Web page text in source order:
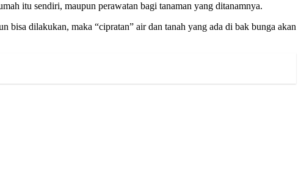
itu sendiri, maupun perawatan bagi tanaman yang ditanamnya.
dilakukan, maka “cipratan” air dan tanah yang ada di bak bunga akan